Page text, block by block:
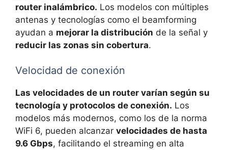
router inalámbrico. Los modelos con múltiples
antenas y tecnologías como el beamforming
ayudan a mejorar la distribución de la señal y
reducir las zonas sin cobertura.
Velocidad de conexión
Las velocidades de un router varían según su
tecnología y protocolos de conexión. Los
modelos más modernos, como los de la norma
WiFi 6, pueden alcanzar velocidades de hasta
9.6 Gbps, facilitando el streaming en alta